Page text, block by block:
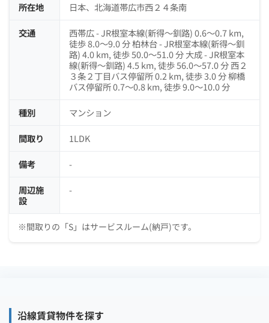
所在地 日本、北海道帯広市西２４条南
交通
西帯広 - JR根室本線(新得～釧路) 0.6～0.7 km,
徒歩 8.0～9.0 分 柏林台 - JR根室本線(新得～釧
路) 4.0 km, 徒歩 50.0～51.0 分 大成 - JR根室本
線(新得～釧路) 4.5 km, 徒歩 56.0～57.0 分 西２
３条２丁目バス停留所 0.2 km, 徒歩 3.0 分 柳橋
バス停留所 0.7～0.8 km, 徒歩 9.0～10.0 分
種別 マンション
間取り 1LDK
備考 -
周辺施
設
-
※間取りの「S」はサービスルーム(納戸)です。
沿線賃貸物件を探す